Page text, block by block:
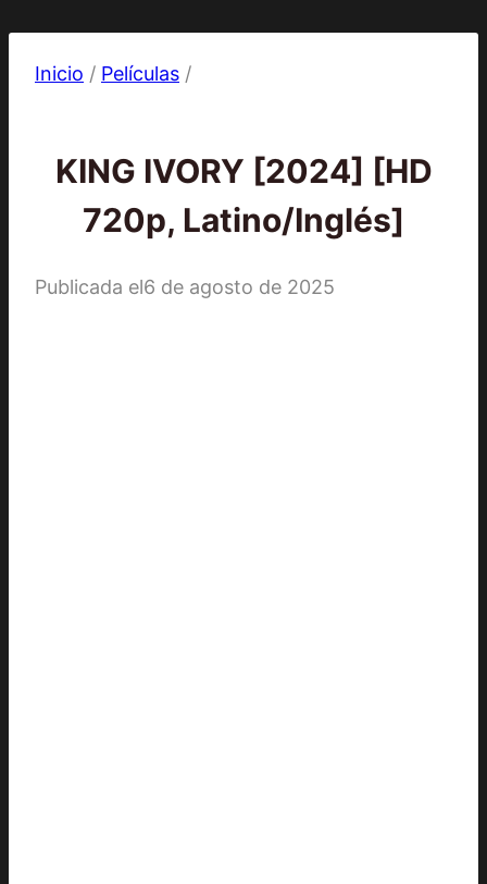
Inicio / Películas /
KING IVORY [2024] [HD
720p, Latino/Inglés]
Publicada el6 de agosto de 2025